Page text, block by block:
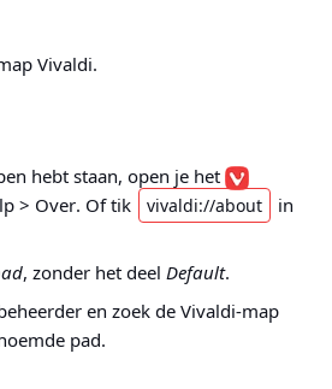
Vivaldi.
hebt staan, open je het
> Over. Of tik vivaldi://about
in
, zonder het deel Default.
en zoek de Vivaldi-map
pad.